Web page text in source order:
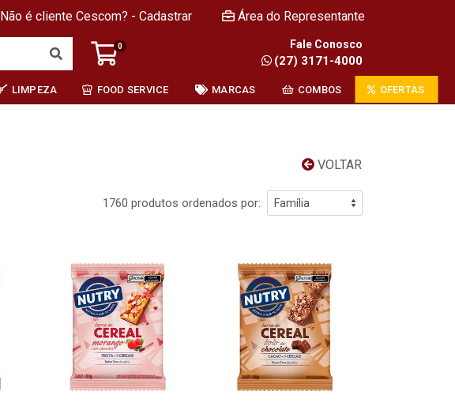
Não é cliente Cescom? - Cadastrar Área do Representante
0 Fale Conosco
(27) 3171-4000
LIMPEZA FOOD SERVICE MARCAS COMBOS OFERTAS
VOLTAR
1760 produtos ordenados por: